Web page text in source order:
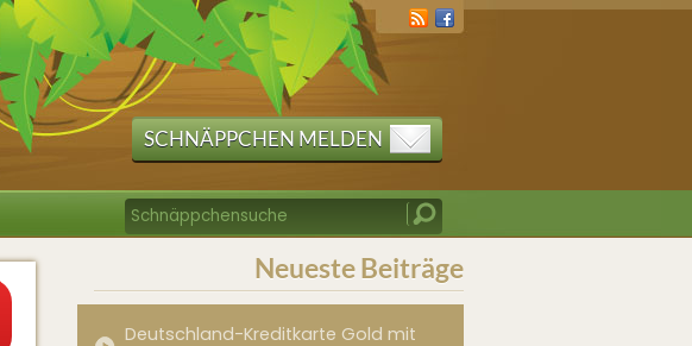
SCHNÄPPCHEN MELDEN
Neueste Beiträge
Deutschland-Kreditkarte Gold mit